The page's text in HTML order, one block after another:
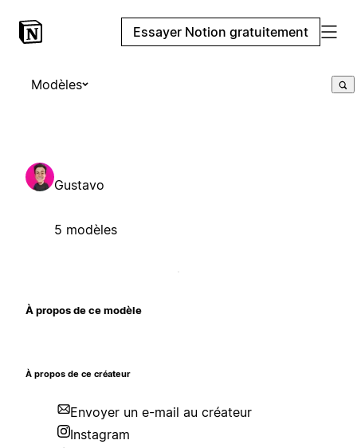
Essayer Notion gratuitement
Modèles
Gustavo
5 modèles
À propos de ce modèle
À propos de ce créateur
Envoyer un e-mail au créateur
Instagram